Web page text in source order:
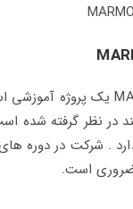
در نظر گرفته شده
است.